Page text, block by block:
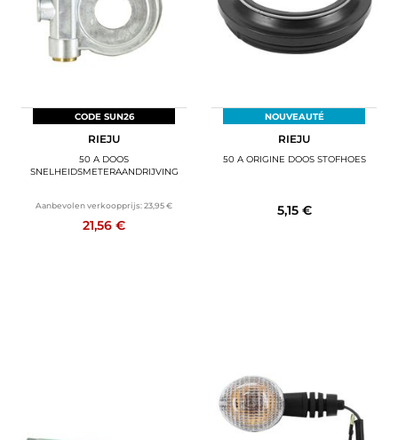
CODE SUN26
RIEJU
50 A DOOS
SNELHEIDSMETERAANDRIJVING
Aanbevolen verkoopprijs:23,95 €
21,56 €
NOUVEAUTÉ
RIEJU
50 A ORIGINE DOOS STOFHOES
5,15 €